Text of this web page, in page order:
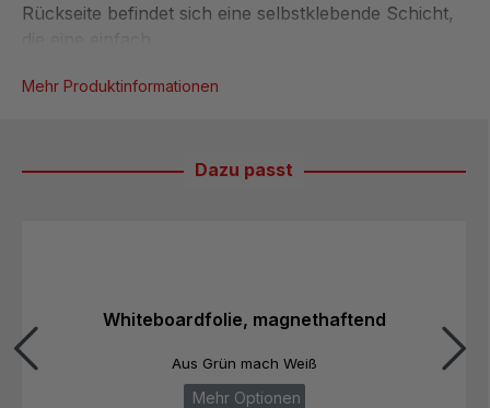
Rückseite befindet sich eine selbstklebende Schicht,
Mehr Produktinformationen
Dazu passt
Whiteboardfolie, magnethaftend
Aus Grün mach Weiß
Mehr Optionen